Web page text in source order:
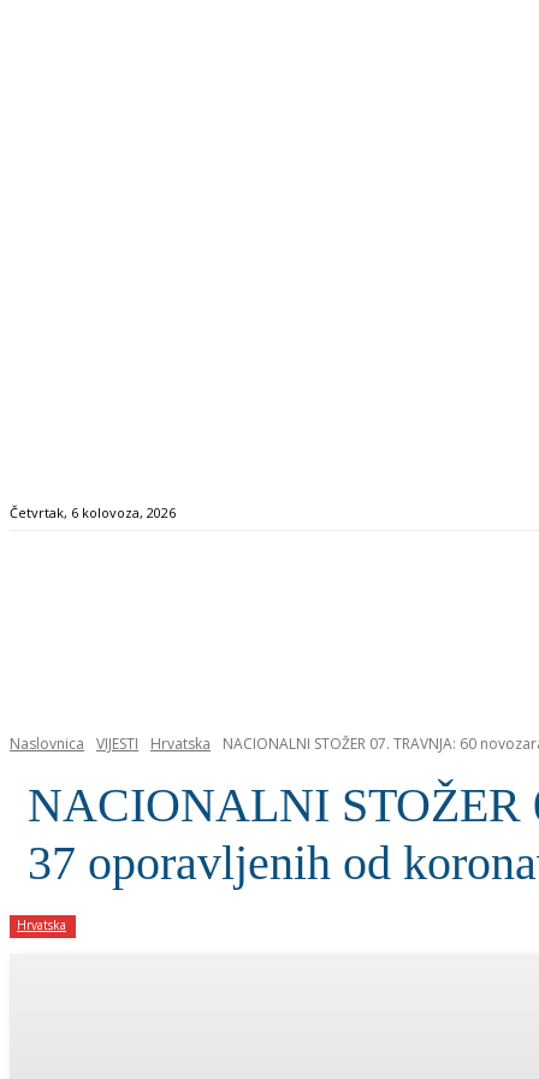
Četvrtak, 6 kolovoza, 2026
Naslovnica VIJESTI Hrvatska NACIONALNI STOŽER 07. TRAVNJA: 60
NACIONALNI STOŽER
37 oporavljenih od
Hrvatska